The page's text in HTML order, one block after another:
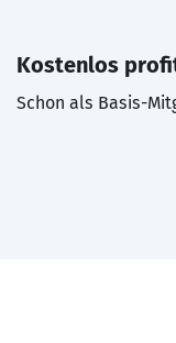
Kostenlos
Schon als Basis-